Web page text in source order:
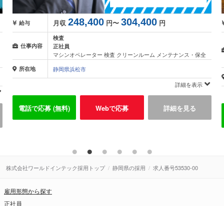
詳細を表示
を見る
給与 月収 240,000 円〜
仕事内容
組立・組付け 加工 マシンオペレーター 検査 梱包・仕
掃・洗浄 立ち作業 座り作業
所在地
静岡県御殿場市
株式会社ワールドインテック採用トップ 静岡県の採用 求人番号53530-00
雇用形態から探す
正社員